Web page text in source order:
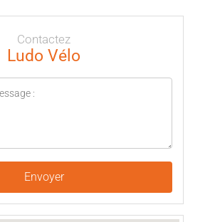
Contactez
Ludo Vélo
Envoyer